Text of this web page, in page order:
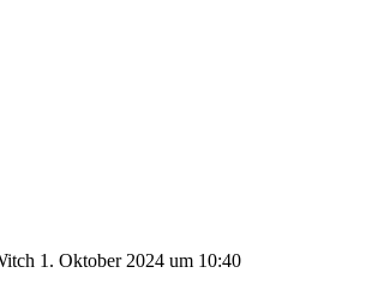
1. Oktober 2024 um 10:40